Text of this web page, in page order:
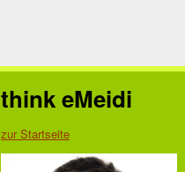
think eMeidi
zur Startseite